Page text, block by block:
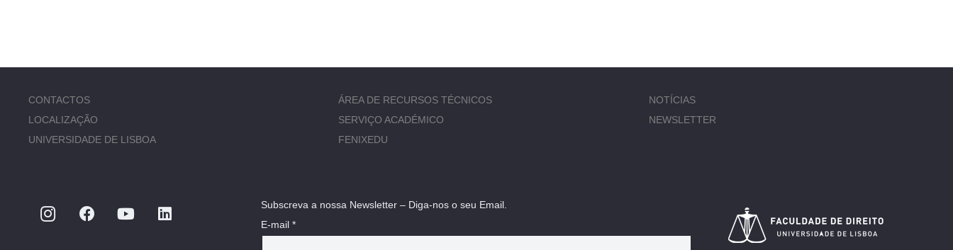
CONTACTOS
LOCALIZAÇÃO
UNIVERSIDADE DE LISBOA
ÁREA DE RECURSOS TÉCNICOS
SERVIÇO ACADÉMICO
FENIXEDU
NOTÍCIAS
NEWSLETTER
Subscreva a nossa Newsletter – Diga-nos o seu Email.
E-mail *